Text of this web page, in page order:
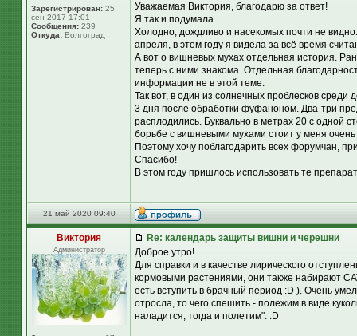
Зарегистрирован: 25
сен 2017 17:01
Сообщения: 239
Откуда: Волгоград
Уважаемая Виктория, благодарю за ответ!
Я так и подумала.
Холодно, дождливо и насекомых почти не
апреля, в этом году я видела за всё время
А вот о вишневых мухах отдельная история.
теперь с ними знакома. Отдельная
информации не в этой теме.
Так вот, в один из солнечных проблесков
3 дня после обработки фуфаноном. Два-три
расплодились. Буквально в метрах 20 с одной
борьбе с вишневыми мухами стоит у меня очень
Поэтому хочу поблагодарить всех форумчан,
Спасибо!
В этом году пришлось использовать те
21 май 2020 09:40
Виктория
Администратор
Re: календарь защиты вишни и черешни
Доброе утро!
Для справки и в качестве лирического
кормовыми растениями, они также набирают
есть вступить в брачный период :D ). Очень
отросла, то чего спешить - полежим в виде
наладится, тогда и полетим". :D